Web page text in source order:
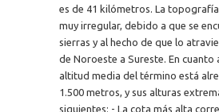
es de 41 kilómetros. La
muy irregular, debido a que se
sierras y al hecho de que lo
de Noroeste a Sureste. En cuanto
altitud media del término está
1.500 metros, y sus alturas
siguientes: - La cota más alta